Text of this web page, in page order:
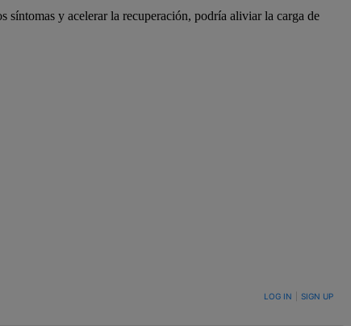
síntomas y acelerar la recuperación, podría aliviar la carga de
LOG IN SIGN UP